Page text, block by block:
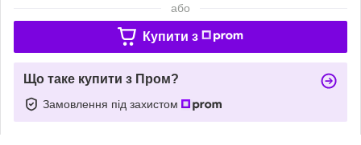
або
Купити з
Що таке купити з Пром?
Замовлення під захистом